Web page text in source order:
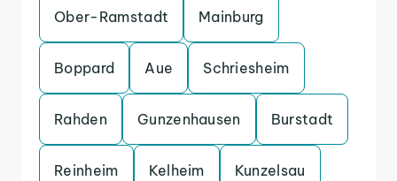
Ober-Ramstadt Mainburg
Boppard Aue Schriesheim
Rahden Gunzenhausen Burstadt
Reinheim Kelheim Kunzelsau